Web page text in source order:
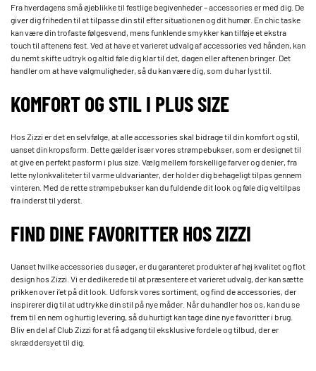
Fra hverdagens små øjeblikke til festlige begivenheder – accessories er med dig. De
giver dig friheden til at tilpasse din stil efter situationen og dit humør. En chic taske
kan være din trofaste følgesvend, mens funklende smykker kan tilføje et ekstra
touch til aftenens fest. Ved at have et varieret udvalg af accessories ved hånden, kan
du nemt skifte udtryk og altid føle dig klar til det, dagen eller aftenen bringer. Det
handler om at have valgmuligheder, så du kan være dig, som du har lyst til.
KOMFORT OG STIL I PLUS SIZE
Hos Zizzi er det en selvfølge, at alle accessories skal bidrage til din komfort og stil,
uanset din kropsform. Dette gælder især vores strømpebukser, som er designet til
at give en perfekt pasform i plus size. Vælg mellem forskellige farver og denier, fra
lette nylonkvaliteter til varme uldvarianter, der holder dig behageligt tilpas gennem
vinteren. Med de rette strømpebukser kan du fuldende dit look og føle dig veltilpas
fra inderst til yderst.
FIND DINE FAVORITTER HOS ZIZZI
Uanset hvilke accessories du søger, er du garanteret produkter af høj kvalitet og flot
design hos Zizzi. Vi er dedikerede til at præsentere et varieret udvalg, der kan sætte
prikken over i’et på dit look. Udforsk vores sortiment, og find de accessories, der
inspirerer dig til at udtrykke din stil på nye måder. Når du handler hos os, kan du se
frem til en nem og hurtig levering, så du hurtigt kan tage dine nye favoritter i brug.
Bliv en del af Club Zizzi for at få adgang til eksklusive fordele og tilbud, der er
skræddersyet til dig.